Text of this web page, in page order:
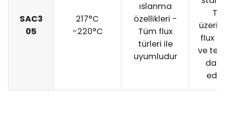
SAC3
05
217°C
-220°C
ıslanma
özellikleri -
Tüm flux
türleri ile
uyumludur
flux
ve tel
da